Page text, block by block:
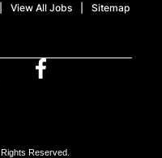
View All Jobs Sitemap
Reserved.